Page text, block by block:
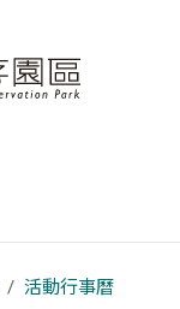
活動行事曆